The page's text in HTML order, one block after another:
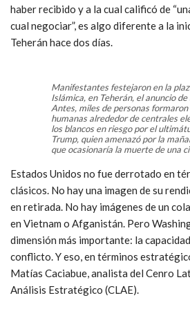
haber recibido y a la cual calificó de
cual negociar”, es algo diferente a la
Teherán hace dos días.
Manifestantes festejaron en la
Islámica, en Teherán, el anuncio
Antes, miles de personas formaron
humanas alrededor de centrales
los blancos en riesgo por el
Trump, quien amenazó por la
que ocasionaría la muerte de una
Estados Unidos no fue derrotado en
clásicos. No hay una imagen de su
en retirada. No hay imágenes de un
en Vietnam o Afganistán. Pero
dimensión más importante: la
conflicto. Y eso, en términos
Matías Caciabue, analista del Cenro
Análisis Estratégico (CLAE).